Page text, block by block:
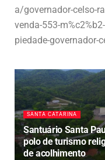
a/governador-celso-
venda-553-
piedade-governador-
SANTA CATARINA
Santuário Santa
polo de turismo
de acolhimento